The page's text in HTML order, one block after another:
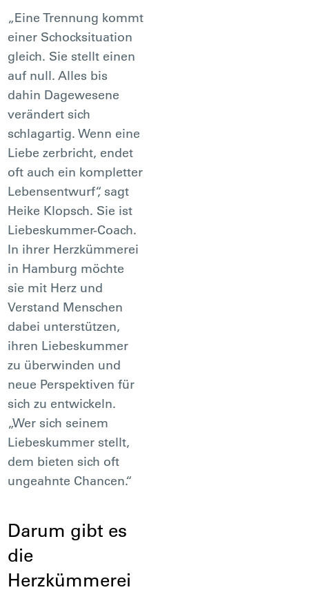
„Eine Trennung kommt
einer Schocksituation
gleich. Sie stellt einen
auf null. Alles bis
dahin Dagewesene
verändert sich
schlagartig. Wenn eine
Liebe zerbricht, endet
oft auch ein kompletter
Lebensentwurf“, sagt
Heike Klopsch. Sie ist
Liebeskummer-Coach.
In ihrer Herzkümmerei
in Hamburg möchte
sie mit Herz und
Verstand Menschen
dabei unterstützen,
ihren Liebeskummer
zu überwinden und
neue Perspektiven für
sich zu entwickeln.
„Wer sich seinem
Liebeskummer stellt,
dem bieten sich oft
ungeahnte Chancen.“
Darum gibt es
die
Herzkümmerei